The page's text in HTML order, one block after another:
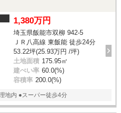
1,380万円
埼玉県飯能市双柳 942-5
ＪＲ八高線 東飯能 徒歩24分
53.22坪(25.93万円 /坪)
土地面積 175.95㎡
建ぺい率 60.0(%)
容積率 200.0(%)
地内 ●スーパー徒歩4分